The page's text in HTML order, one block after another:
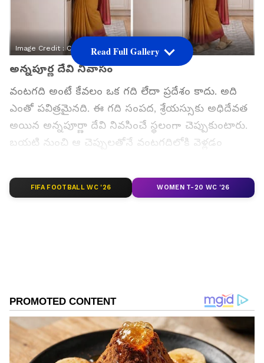
Image Credit : Chat Gpt
అన్నపూర్ణ దేవి నివాసం
వంటగది అంటే కేవలం ఒక గది లేదా ప్రదేశం కాదు. అది
ఎంతో పవిత్రమైనది. ఈ గది సంపద, శ్రేయస్సుకు అధిదేవత
అయిన అన్నపూర్ణా దేవి నివసించే స్థలంగా చెప్పుకుంటారు.
బయటి నుంచి ఆ చెప్పులతోనే వంటగదిలోకి వెళ్లడం
అవమానించినట్లేనని పురాణాలు చెబుతున్నాయి. హిందూ
ధర్మం ప్రకారం, దేవుడు ఉండే చోటికి చెప్పులతో వెళ్లకూడదు.
Read Full Gallery
FIFA FOOTBALL WC '26 WOMEN T-20 WC '26